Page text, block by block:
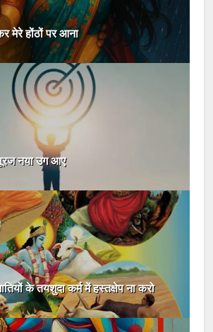
मेरे होंठों पर आना
नया उग आए
के तयशुदा कर्म में हस्तक्षेप ना करो